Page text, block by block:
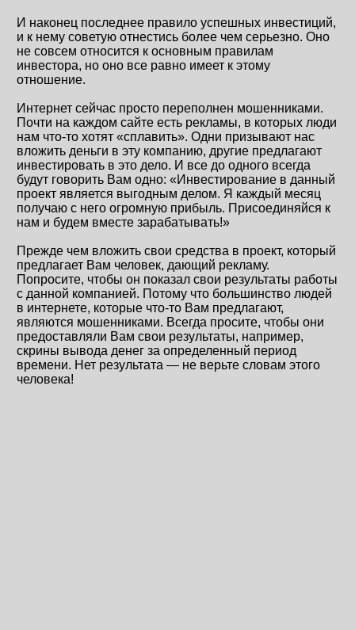
И наконец последнее правило успешных инвестиций,
и к нему советую отнестись более чем серьезно. Оно
не совсем относится к основным правилам
инвестора, но оно все равно имеет к этому
отношение.
Интернет сейчас просто переполнен мошенниками.
Почти на каждом сайте есть рекламы, в которых люди
нам что-то хотят «сплавить». Одни призывают нас
вложить деньги в эту компанию, другие предлагают
инвестировать в это дело. И все до одного всегда
будут говорить Вам одно: «Инвестирование в данный
проект является выгодным делом. Я каждый месяц
получаю с него огромную прибыль. Присоединяйся к
нам и будем вместе зарабатывать!»
Прежде чем вложить свои средства в проект, который
предлагает Вам человек, дающий рекламу.
Попросите, чтобы он показал свои результаты работы
с данной компанией. Потому что большинство людей
в интернете, которые что-то Вам предлагают,
являются мошенниками. Всегда просите, чтобы они
предоставляли Вам свои результаты, например,
скрины вывода денег за определенный период
времени. Нет результата — не верьте словам этого
человека!